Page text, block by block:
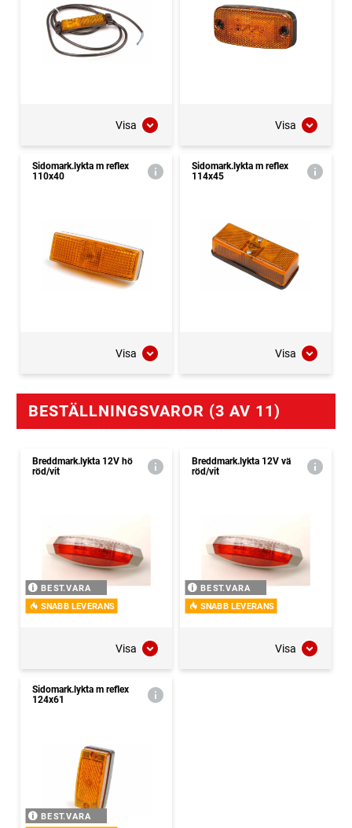
Visa Visa
Sidomark.lykta m reflex
110x40
Visa
Sidomark.lykta m reflex
114x45
Visa
BESTÄLLNINGSVAROR (3 AV 11)
Breddmark.lykta 12V hö
röd/vit
BEST.VARA
SNABB LEVERANS
Visa
Breddmark.lykta 12V vä
röd/vit
BEST.VARA
SNABB LEVERANS
Visa
Sidomark.lykta m reflex
124x61
BEST.VARA